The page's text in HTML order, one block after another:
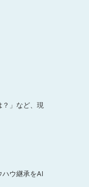
」など、現
ウ継承をAI